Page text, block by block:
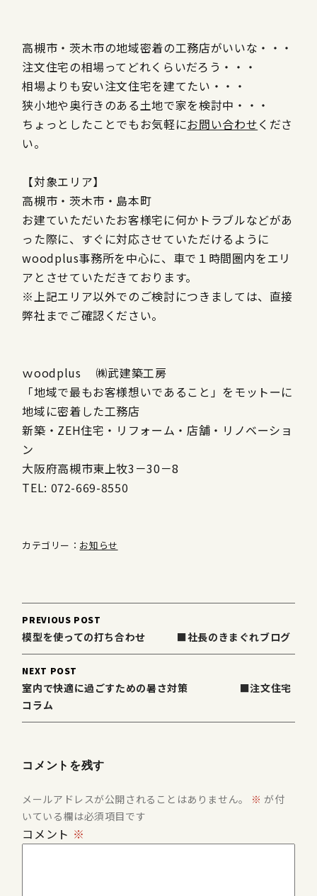
高槻市・茨木市の地域密着の工務店がいいな・・・
注文住宅の相場ってどれくらいだろう・・・
相場よりも安い注文住宅を建てたい・・・
狭小地や奥行きのある土地で家を検討中・・・
ちょっとしたことでもお気軽にお問い合わせくださ
い。
【対象エリア】
高槻市・茨木市・島本町
お建ていただいたお客様宅に何かトラブルなどがあ
った際に、すぐに対応させていただけるように
woodplus事務所を中心に、車で１時間圏内をエリ
アとさせていただきております。
※上記エリア以外でのご検討につきましては、直接
弊社までご確認ください。
ｗoodplus ㈱武建築工房
「地域で最もお客様想いであること」をモットーに
地域に密着した工務店
新築・ZEH住宅・リフォーム・店舗・リノベーショ
ン
大阪府高槻市東上牧3－30－8
TEL: 072-669-8550
カテゴリー： お知らせ
Post
navigation
PREVIOUS POST
模型を使っての打ち合わせ ■社長のきまぐれブログ
NEXT POST
室内で快適に過ごすための暑さ対策 ■注文住宅
コラム
コメントを残す
メールアドレスが公開されることはありません。 ※ が付
いている欄は必須項目です
コメント ※